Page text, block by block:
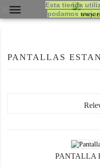

PANTALLAS
PANTALLA
Esta tienda
podamos